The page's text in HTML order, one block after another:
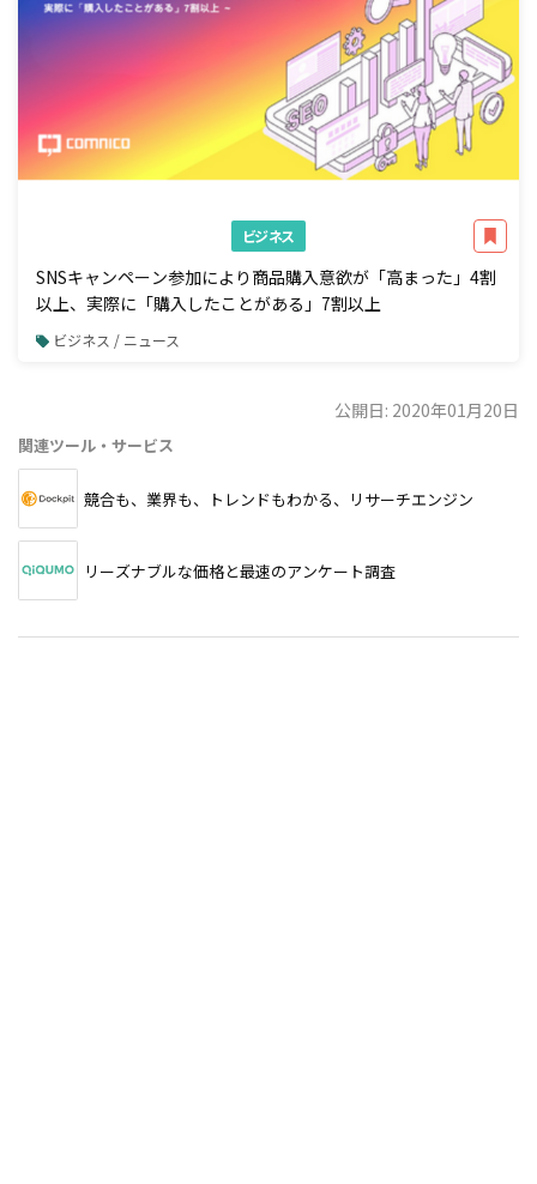
ビジネス
SNSキャンペーン参加により商品購入意欲が「高まった」4割
以上、実際に「購入したことがある」7割以上
ビジネス / ニュース
公開日: 2020年01月20日
関連ツール・サービス
競合も、業界も、トレンドもわかる、リサーチエンジン
リーズナブルな価格と最速のアンケート調査